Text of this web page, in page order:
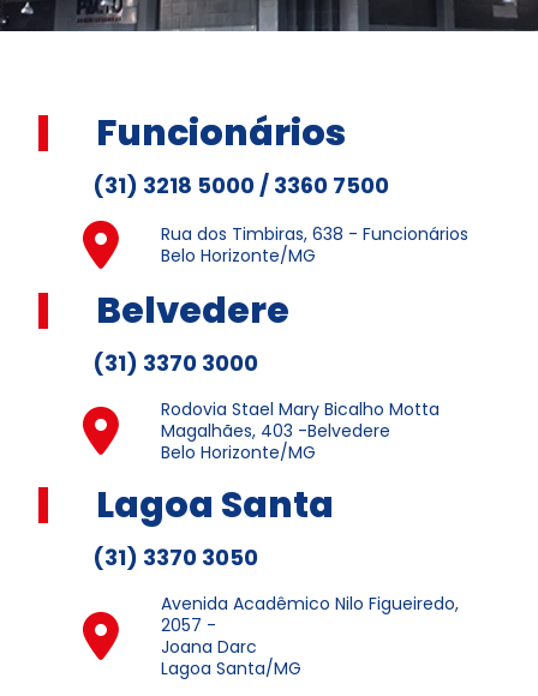
Funcionários
(31) 3218 5000 / 3360 7500
Rua dos Timbiras, 638 - Funcionários
Belo Horizonte/MG
Belvedere
(31) 3370 3000
Rodovia Stael Mary Bicalho Motta
Magalhães, 403 -Belvedere
Belo Horizonte/MG
Lagoa Santa
(31) 3370 3050
Avenida Acadêmico Nilo Figueiredo,
2057 -
Joana Darc
Lagoa Santa/MG